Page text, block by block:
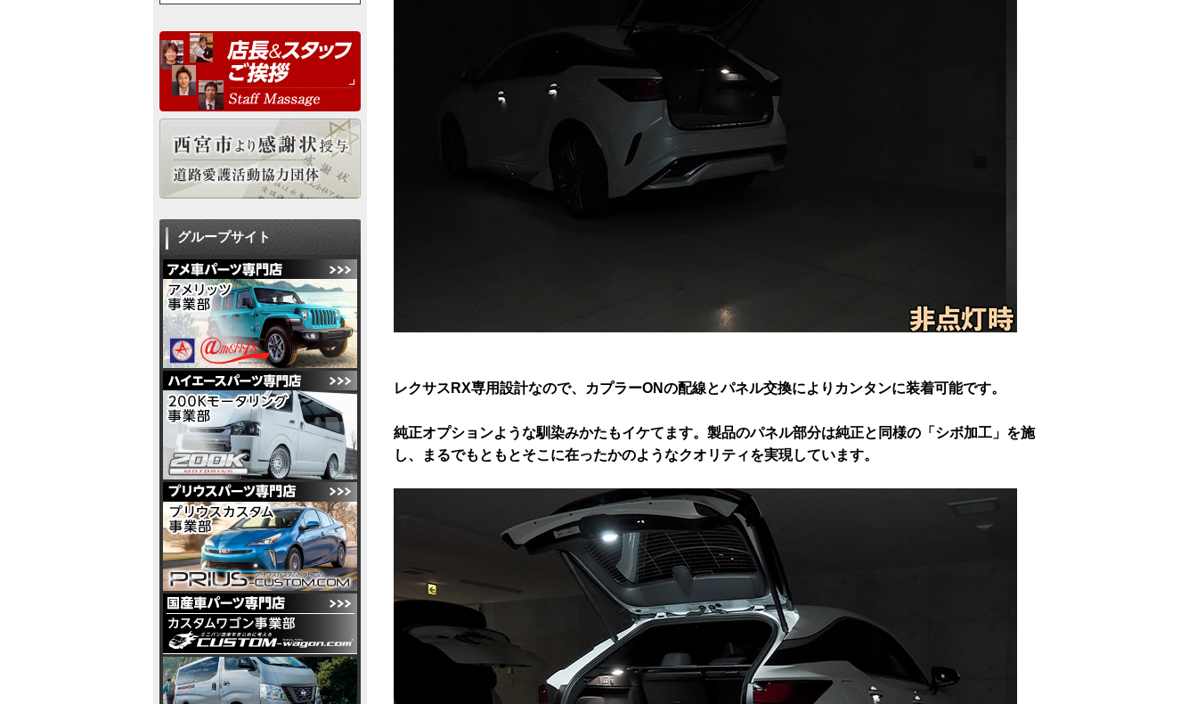
レクサスRX専用設計なので、カプラーONの配線とパネル交換によりカンタンに装着可能です。
純正オプションような馴染みかたもイケてます。製品のパネル部分は純正と同様の「シボ加工」を施
し、まるでもともとそこに在ったかのようなクオリティを実現しています。
グループサイト